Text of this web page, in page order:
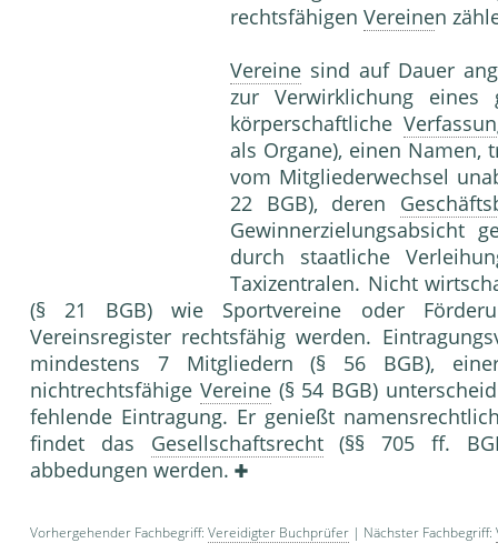
rechtsfähigen Vereinen
Vereine sind auf Dauer
zur Verwirklichung eines
körperschaftliche
als Organe), einen Namen,
vom Mitgliederwechsel
22 BGB), deren
Gewinnerzielungsabsicht
durch staatliche
Taxizentralen. Nicht
(§ 21 BGB) wie Sportvereine oder
Vereinsregister rechtsfähig werden.
mindestens 7 Mitgliedern (§ 56 BGB),
nichtrechtsfähige Vereine(§ 54 BGB)
fehlende Eintragung. Er genießt
findet das Gesellschaftsrecht(§§ 705 ff.
abbedungen werden.
Vorhergehender Fachbegriff: Vereidigter Buchprüfer | Nächster Fachbegriff: